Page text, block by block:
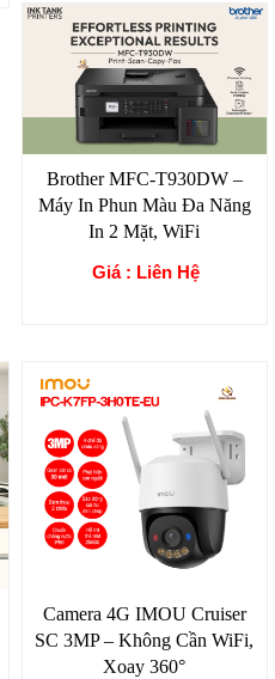
Brother MFC-T930DW –
Máy In Phun Màu Đa Năng
In 2 Mặt, WiFi
Giá : Liên Hệ
Camera 4G IMOU Cruiser
SC 3MP – Không Cần WiFi,
Xoay 360°